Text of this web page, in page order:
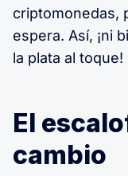
criptomonedas,
espera. Así, ¡ni
la plata al toque!
El
cambio